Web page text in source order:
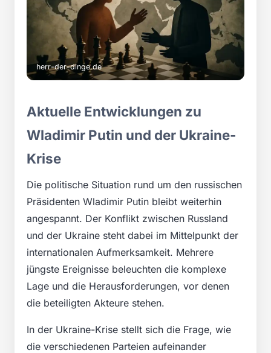
herr-der-dinge.de
Aktuelle Entwicklungen zu
Wladimir Putin und der Ukraine-
Krise
Die politische Situation rund um den russischen
Präsidenten Wladimir Putin bleibt weiterhin
angespannt. Der Konflikt zwischen Russland
und der Ukraine steht dabei im Mittelpunkt der
internationalen Aufmerksamkeit. Mehrere
jüngste Ereignisse beleuchten die komplexe
Lage und die Herausforderungen, vor denen
die beteiligten Akteure stehen.
In der Ukraine-Krise stellt sich die Frage, wie
die verschiedenen Parteien aufeinander